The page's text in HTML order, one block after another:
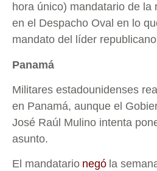
hora único) mandatario de la
en el Despacho Oval en lo
mandato del líder
Panamá
Militares estadounidenses
en Panamá, aunque el
José Raúl Mulino intenta
asunto.
El mandatario negó la